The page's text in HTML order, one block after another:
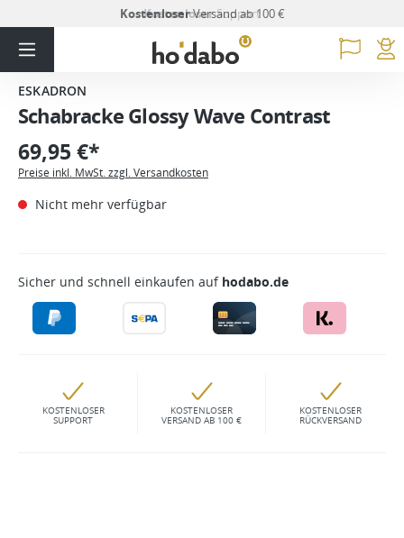
KostenloserVersand ab 100 €
ESKADRON
Schabracke Glossy Wave Contrast
69,95 €*
Preise inkl. MwSt. zzgl. Versandkosten
Nicht mehr verfügbar
Sicher und schnell einkaufen auf hodabo.de
KOSTENLOSER
SUPPORT
KOSTENLOSER
VERSAND AB 100 €
KOSTENLOSER
RÜCKVERSAND